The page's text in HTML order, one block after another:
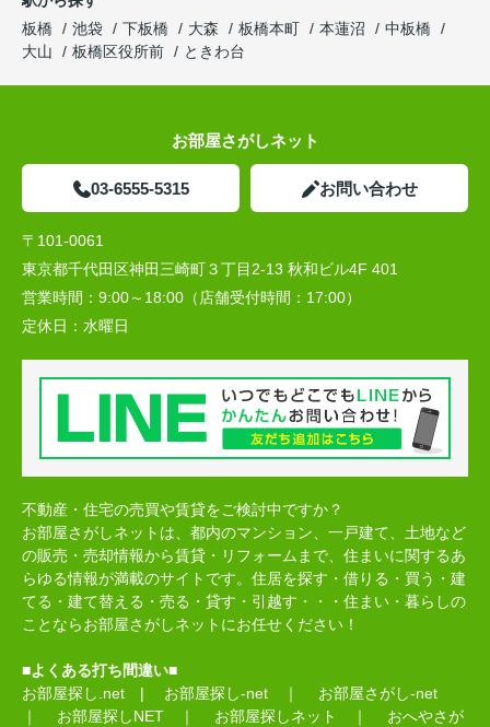
板橋
池袋 下板橋 大森 板橋本町 本蓮沼
中板橋
大山
板橋区役所前 ときわ台
お部屋さがしネット
03-6555-5315 お問い合わせ
〒101-0061
東京都千代田区神田三崎町３丁目2-13 秋和ビル4F 401
営業時間： 9:00～18:00（店舗受付時間：17:00）
定休日： 水曜日
不動産・住宅の売買や賃貸をご検討中ですか？
お部屋さがしネットは、都内のマンション、一戸建て、土地など
の販売・売却情報から賃貸・リフォームまで、住まいに関するあ
らゆる情報が満載のサイトです。住居を探す・借りる・買う・建
てる・建て替える・売る・貸す・引越す・・・住まい・暮らしの
ことならお部屋さがしネットにお任せください！
■よくある打ち間違い■
お部屋探し.net | お部屋探し-net ｜ お部屋さがし-net
｜ お部屋探しNET ｜ お部屋探しネット ｜ おへやさが